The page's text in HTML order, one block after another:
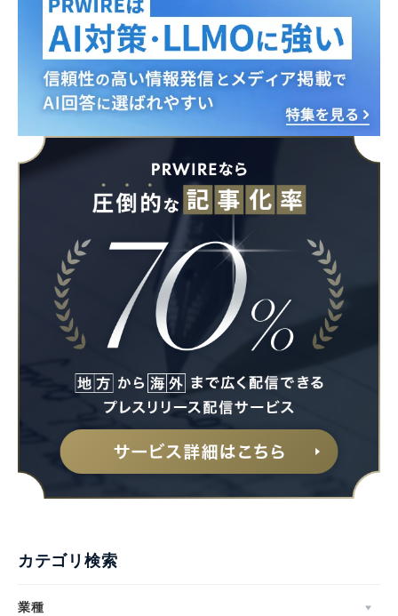
カテゴリ検索
業種